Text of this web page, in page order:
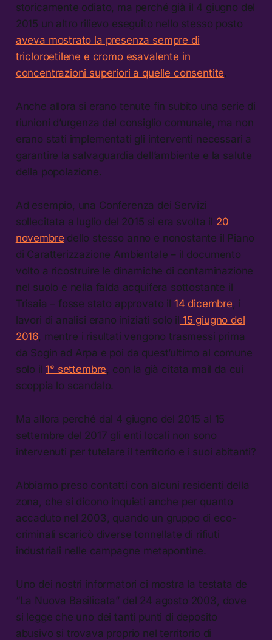
storicamente odiato, ma perché già il 4 giugno del
2015 un altro rilievo eseguito nello stesso posto
aveva mostrato la presenza sempre di
tricloroetilene e cromo esavalente in
concentrazioni superiori a quelle consentite.
Anche allora si erano tenute fin subito una serie di
riunioni d’urgenza del consiglio comunale, ma non
erano stati implementati gli interventi necessari a
garantire la salvaguardia dell’ambiente e la salute
della popolazione.
Ad esempio, una Conferenza dei Servizi
sollecitata a luglio del 2015 si era svolta il 20
novembre dello stesso anno e nonostante il Piano
di Caratterizzazione Ambientale – il documento
volto a ricostruire le dinamiche di contaminazione
nel suolo e nella falda acquifera sottostante il
Trisaia – fosse stato approvato il 14 dicembre , i
lavori di analisi erano iniziati solo il 15 giugno del
2016 , mentre i risultati vengono trasmessi prima
da Sogin ad Arpa e poi da quest’ultimo al comune
solo il1° settembre , con la già citata mail da cui
scoppia lo scandalo.
Ma allora perché dal 4 giugno del 2015 al 15
settembre del 2017 gli enti locali non sono
intervenuti per tutelare il territorio e i suoi abitanti?
Abbiamo preso contatti con alcuni residenti della
zona, che si dicono inquieti anche per quanto
accaduto nel 2003, quando un gruppo di eco-
criminali scaricò diverse tonnellate di rifiuti
industriali nelle campagne metapontine.
Uno dei nostri informatori ci mostra la testata de
“La Nuova Basilicata” del 24 agosto 2003, dove
si legge che uno dei tanti punti di deposito
abusivo si trovava proprio nel territorio di